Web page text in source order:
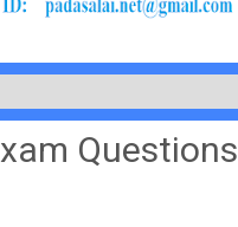
Questions